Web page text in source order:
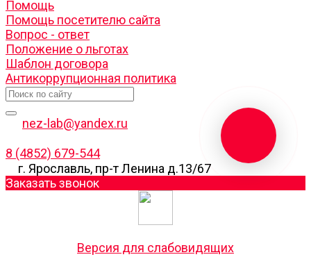
Помощь
Помощь посетителю сайта
Вопрос - ответ
Положение о льготах
Шаблон договора
Антикоррупционная политика
nez-lab@yandex.ru
8 (4852) 679-544
г. Ярославль, пр-т Ленина д.13/67
Заказать звонок
Версия для слабовидящих